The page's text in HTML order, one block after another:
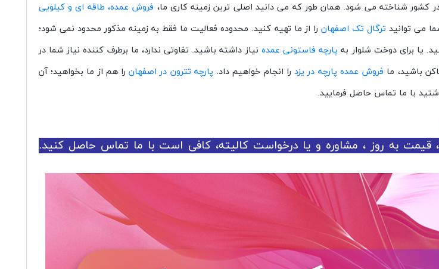
کشور شناخته می شود. همان طور که می دانید اصلی ترین زمینه کاری ما، فروش عمده، طاقه ای و کیلویی
می توانید ترگال تک اصفهان را از ما تهیه کنید. محدوده فعالیت ما فقط به زمینه مذکور محدود نمی شود؛
یا برای دوخت شلوار به پارچه فاستونی عمده نیاز داشته باشید. تفاوتی ندارد، ما برطرف کننده نیاز شما در
باشید، ما فروش عمده پارچه در یزدرا انجام خواهیم داد. پارچه تترون در اصفهانرا هم از ما بخواهید؛ آن
با ما تماس حاصل فرمایید.
قیمت به روز ، مشاوره و یا درخواست کالیته، کافی است با ما تماس حاصل کنید.